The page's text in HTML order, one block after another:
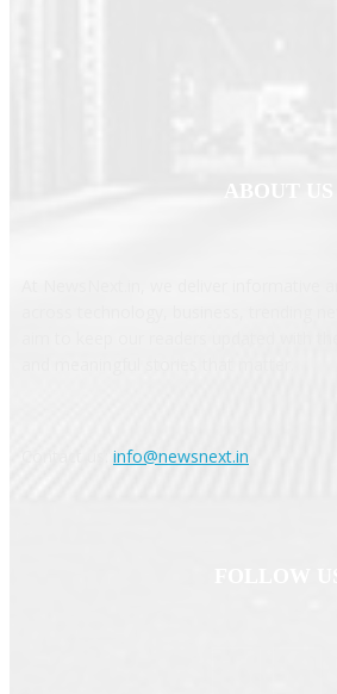
ABOUT US
info@newsnext.in